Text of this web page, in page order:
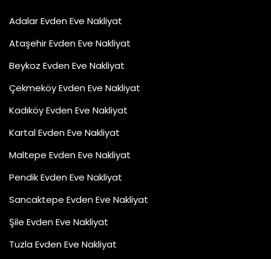
Adalar Evden Eve Nakliyat
Ataşehir Evden Eve Nakliyat
Beykoz Evden Eve Nakliyat
Çekmeköy Evden Eve Nakliyat
Kadıköy Evden Eve Nakliyat
Kartal Evden Eve Nakliyat
Maltepe Evden Eve Nakliyat
Pendik Evden Eve Nakliyat
Sancaktepe Evden Eve Nakliyat
Şile Evden Eve Nakliyat
Tuzla Evden Eve Nakliyat